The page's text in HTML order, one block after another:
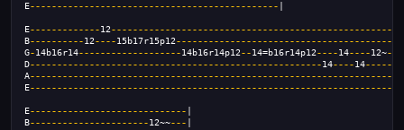
E----------------------------------------------
E-------------12------------------------------------------------------
B----------12----15b17r15p12------------------------------------------
G-14b16r14-------------------14b16r14p12--14=b16r14p12----14----12~---
D------------------------------------------------------14----14-------
A---------------------------------------------------------------------
E---------------------------------------------------------------------
E-----------------------------
B----------------------12~~---